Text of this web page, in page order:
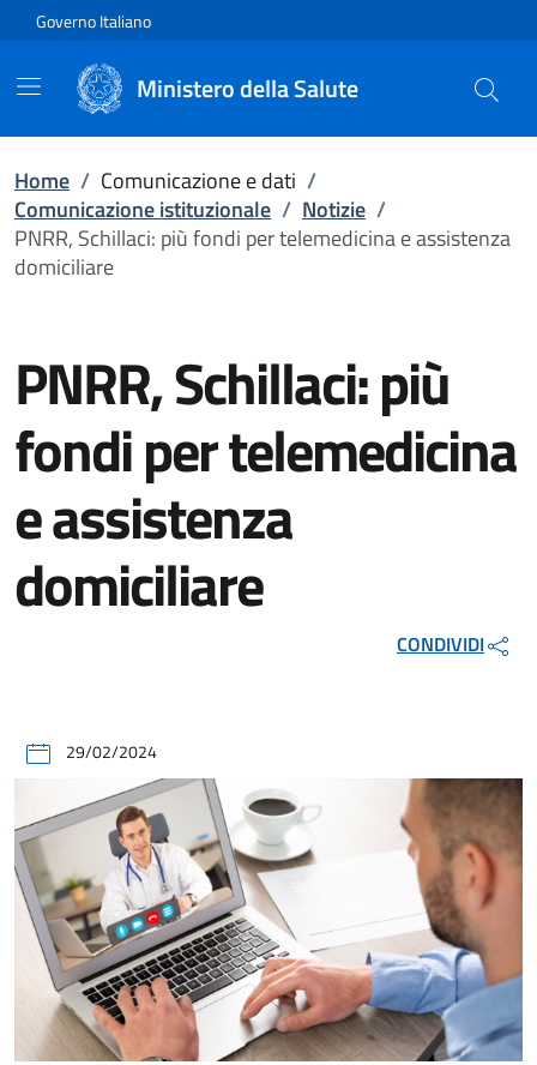
Vai direttamente al contenuto
Governo Italiano
Ministero della Salute
Home / Comunicazione e dati /
Comunicazione istituzionale / Notizie /
PNRR, Schillaci: più fondi per telemedicina e assistenza
domiciliare
PNRR, Schillaci: più
fondi per telemedicina
e assistenza
domiciliare
CONDIVIDI
29/02/2024